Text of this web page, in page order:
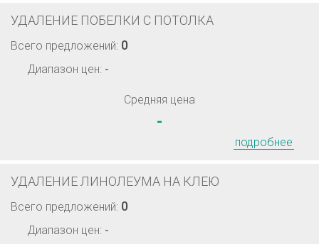
УДАЛЕНИЕ ПОБЕЛКИ С ПОТОЛКА
Всего предложений: 0
Диапазон цен: -
Средняя цена
-
подробнее
УДАЛЕНИЕ ЛИНОЛЕУМА НА КЛЕЮ
Всего предложений: 0
Диапазон цен: -